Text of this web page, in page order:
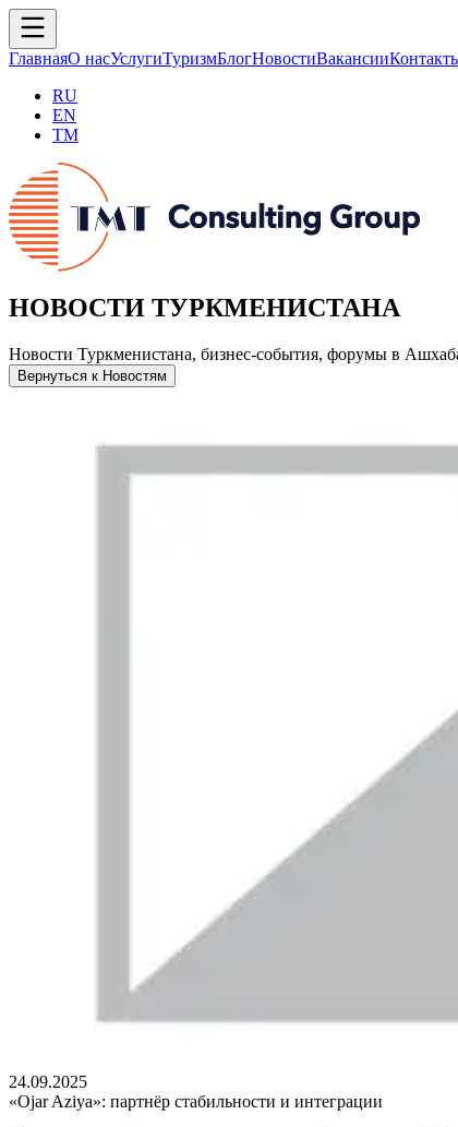
ГлавнаяО насУслугиТуризмБлогНовостиВакансии
RU
EN
TM
НОВОСТИ ТУРКМЕНИСТАНА
Новости Туркменистана, бизнес-события, форумы в
Вернуться к Новостям
24.09.2025
«Ojar Aziya»: партнёр стабильности и интеграции